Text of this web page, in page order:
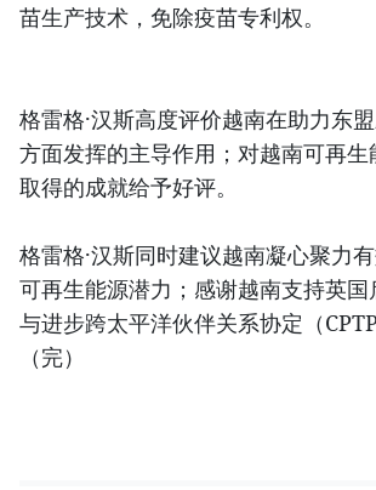
苗生产技术，免除疫苗专利权。
格雷格·汉斯高度评价越南在助力东
方面发挥的主导作用；对越南可再
取得的成就给予好评。
格雷格·汉斯同时建议越南凝心聚力
可再生能源潜力；感谢越南支持英
与进步跨太平洋伙伴关系协定（
（完）